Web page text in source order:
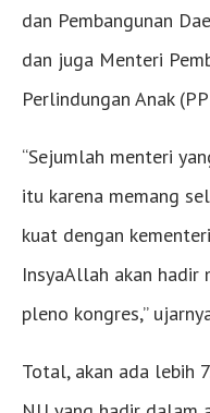
dan Pembangunan
dan juga Menteri
Perlindungan Anak
“Sejumlah menteri
itu karena memang
kuat dengan
InsyaAllah akan hadir
pleno kongres,”
Total, akan ada lebih